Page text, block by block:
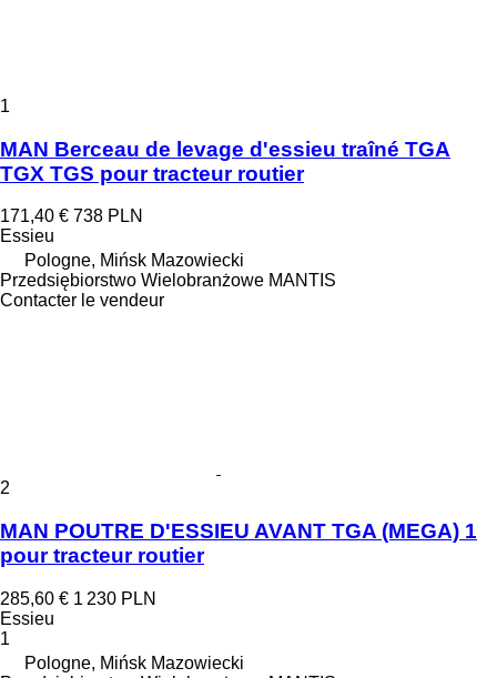
1
MAN Berceau de levage d'essieu traîné TGA
TGX TGS pour tracteur routier
171,40 € 738 PLN
Essieu
Pologne, Mińsk Mazowiecki
Przedsiębiorstwo Wielobranżowe MANTIS
Contacter le vendeur
2
MAN POUTRE D'ESSIEU AVANT TGA (MEGA) 1
pour tracteur routier
285,60 € 1 230 PLN
Essieu
1
Pologne, Mińsk Mazowiecki